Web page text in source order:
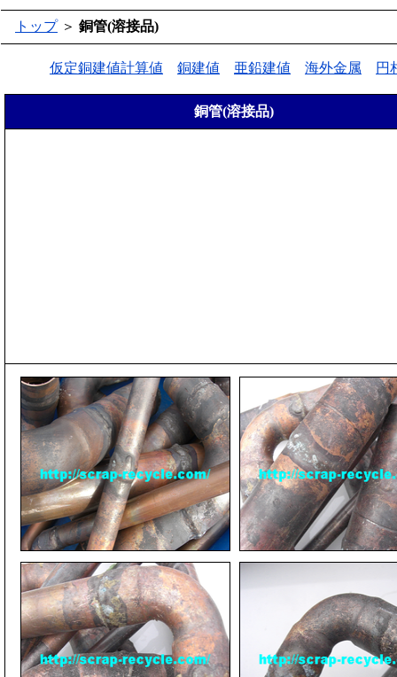
トップ＞ 銅管(溶接品)
仮定銅建値計算値 銅建値 亜鉛建値 海外金属 円
銅管(溶接品)